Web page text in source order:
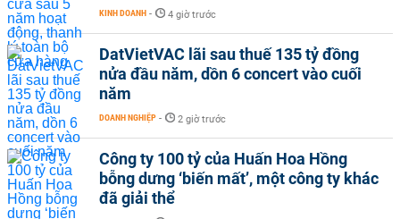
KINH DOANH - 4 giờ trước
DatVietVAC lãi sau thuế 135 tỷ đồng
nửa đầu năm, dồn 6 concert vào cuối
năm
DOANH NGHIỆP - 2 giờ trước
Công ty 100 tỷ của Huấn Hoa Hồng
bỗng dưng ‘biến mất’, một công ty khác
đã giải thể